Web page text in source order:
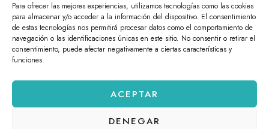
Para ofrecer las mejores experiencias, utilizamos tecnologías como las cookies
para almacenar y/o acceder a la información del dispositivo. El consentimiento
de estas tecnologías nos permitirá procesar datos como el comportamiento de
navegación o las identificaciones únicas en este sitio. No consentir o retirar el
consentimiento, puede afectar negativamente a ciertas características y
funciones.
ACEPTAR
DENEGAR
© bellezacosmetica.com 2026 – Todos los derechos reservados.